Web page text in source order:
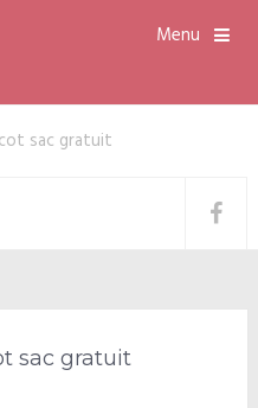
Menu
sac gratuit
sac gratuit